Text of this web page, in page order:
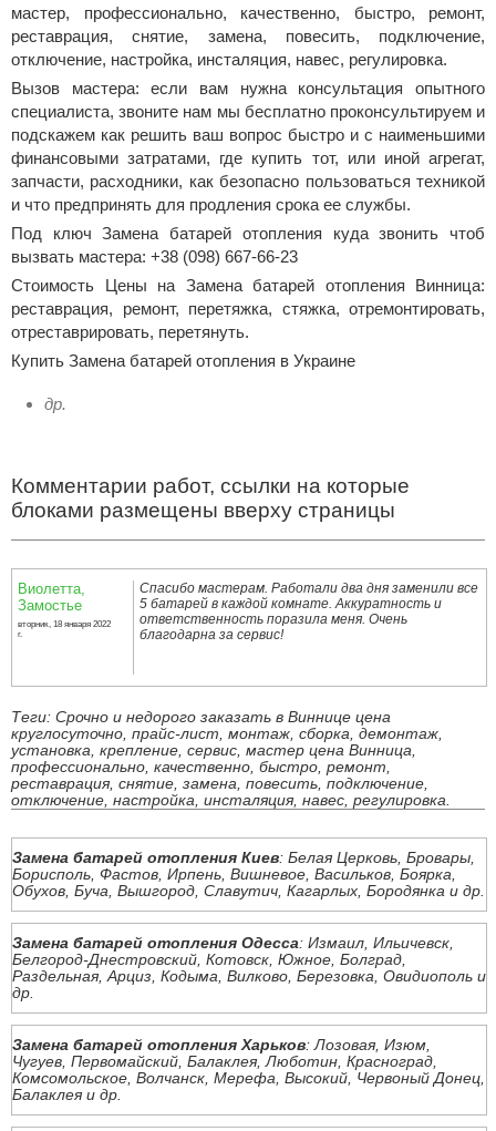
мастер, профессионально, качественно, быстро, ремонт,
реставрация, снятие, замена, повесить, подключение,
отключение, настройка, инсталяция, навес, регулировка.
Вызов мастера: если вам нужна консультация опытного
специалиста, звоните нам мы бесплатно проконсультируем и
подскажем как решить ваш вопрос быстро и с наименьшими
финансовыми затратами, где купить тот, или иной агрегат,
запчасти, расходники, как безопасно пользоваться техникой
и что предпринять для продления срока ее службы.
Под ключ Замена батарей отопления куда звонить чтоб
вызвать мастера: +38 (098) 667-66-23
Стоимость Цены на Замена батарей отопления Винница:
реставрация, ремонт, перетяжка, стяжка, отремонтировать,
отреставрировать, перетянуть.
Купить Замена батарей отопления в Украине
др.
Комментарии работ, ссылки на которые
блоками размещены вверху страницы
Виолетта,
Замостье
вторник, 18 января 2022
г.
Спасибо мастерам. Работали два дня заменили все
5 батарей в каждой комнате. Аккуратность и
ответственность поразила меня. Очень
благодарна за сервис!
Теги: Срочно и недорого заказать в Виннице цена
круглосуточно, прайс-лист, монтаж, сборка, демонтаж,
установка, крепление, сервис, мастер цена Винница,
профессионально, качественно, быстро, ремонт,
реставрация, снятие, замена, повесить, подключение,
отключение, настройка, инсталяция, навес, регулировка.
Замена батарей отопления Киев: Белая Церковь, Бровары,
Борисполь, Фастов, Ирпень, Вишневое, Васильков, Боярка,
Обухов, Буча, Вышгород, Славутич, Кагарлых, Бородянка и др.
Замена батарей отопления Одесса: Измаил, Ильичевск,
Белгород-Днестровский, Котовск, Южное, Болград,
Раздельная, Арциз, Кодыма, Вилково, Березовка, Овидиополь и
др.
Замена батарей отопления Харьков: Лозовая, Изюм,
Чугуев, Первомайский, Балаклея, Люботин, Красноград,
Комсомольское, Волчанск, Мерефа, Высокий, Червоный Донец,
Балаклея и др.